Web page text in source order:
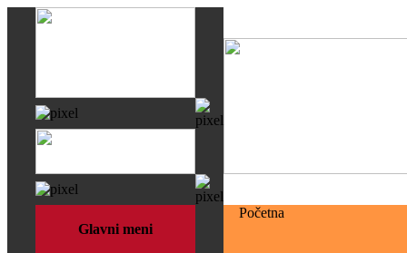
Glavni meni
Početna